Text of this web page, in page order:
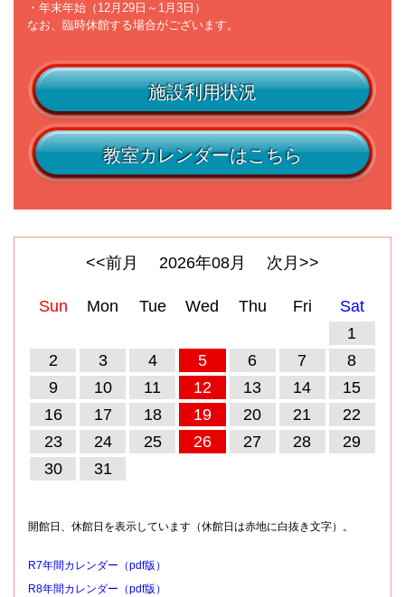
・年末年始（12月29日～1月3日）
なお、臨時休館する場合がございます。
施設利用状況
教室カレンダーはこちら
<<前月 2026年08 月 次月>>
Sun Mon Tue Wed Thu Fri
Sat
1
2
3 4 5 6 7
8
9
10 11 12 13 14
15
16
17 18 19 20 21
22
23
24 25 26 27 28
29
30
31
開館日、休館日を表示しています（休館日は赤地に白抜き文字）。
R7年間カレンダー（pdf版）
R8年間カレンダー（pdf版）